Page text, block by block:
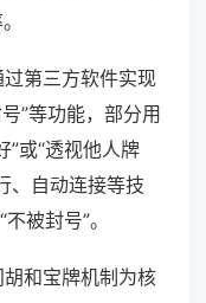
第三方软件实现
”等功能，部分用
”或“透视他人牌
、自动连接等技
被封号”。
和宝牌机制为核